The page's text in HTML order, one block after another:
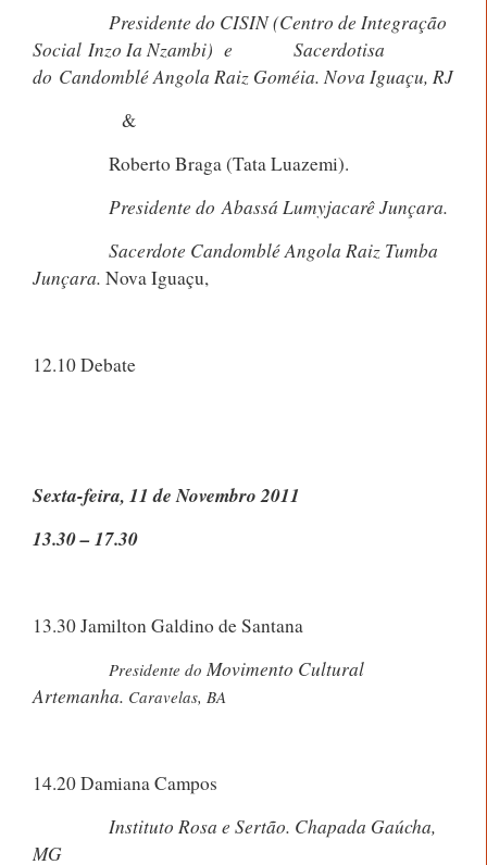
Presidente do CISIN (Centro de Integração
Social Inzo Ia Nzambi) e
Sacerdotisa
do Candomblé Angola Raiz Goméia. Nova Iguaçu, RJ
&
Roberto Braga (Tata Luazemi).
Presidente do Abassá Lumyjacarê Junçara.
Sacerdote Candomblé Angola Raiz Tumba
Junçara. Nova Iguaçu,
12.10 Debate
Sexta-feira, 11 de Novembro 2011
13.30 – 17.30
13.30 Jamilton Galdino de Santana
Presidente do Movimento Cultural
Artemanha. Caravelas, BA
14.20 Damiana Campos
Instituto Rosa e Sertão. Chapada Gaúcha,
MG